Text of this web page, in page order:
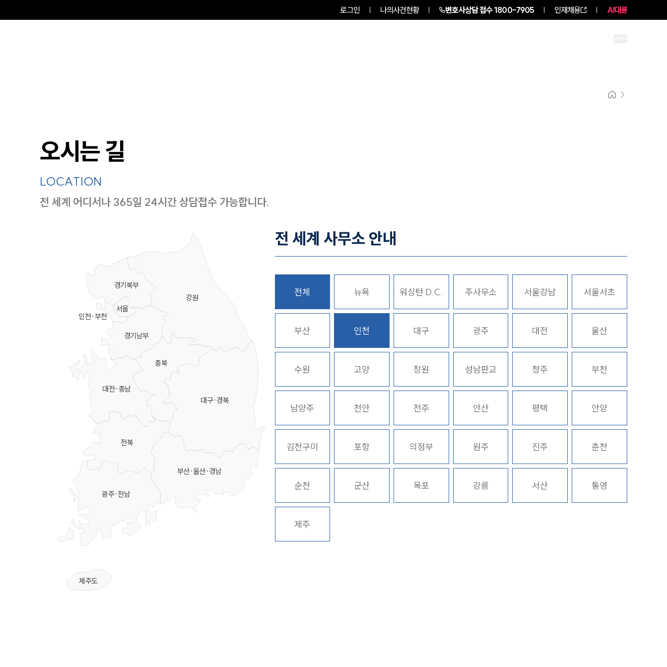
로그인 나의사건현황 변호사상담 접수1800-7905 인재채용 AI대륜
업무사례
사례분석/최신동향
법률정보
법률지식인
고객후기
업무분야
증거조사 업무
전체
구성원 소개
증거조사전문변호사
오시는 길
LOCATION
전 세계 어디서나 365일 24시간 상담접수 가능합니다.
강원
충북
대전·충남
대구·경북
부산·울산·경남
전북
광주·전남
제주도
경기북부
경기남부
서울
인천·부천
전 세계 사무소 안내
전체 뉴욕 워싱턴 D.C. 주사무소 서울강남 서울서초
부산 인천 대구 광주 대전 울산
수원 고양 창원 성남판교 청주 부천
남양주 천안 전주 안산 평택 안양
김천구미 포항 의정부 원주 진주 춘천
순천 군산 목포 강릉 서산 통영
제주